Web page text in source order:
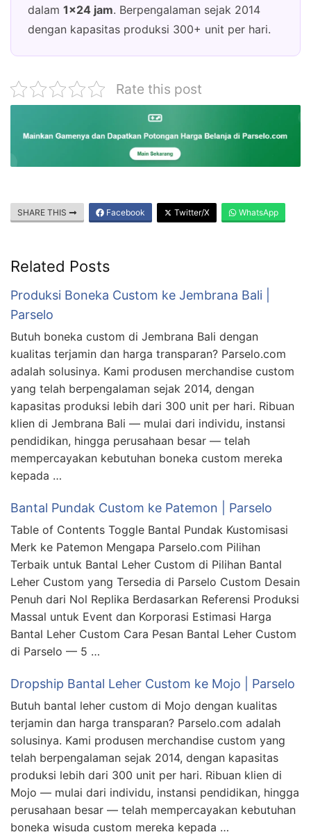
dalam 1×24 jam. Berpengalaman sejak 2014
dengan kapasitas produksi 300+ unit per hari.
Rate this post
SHARE THIS Facebook Twitter/X WhatsApp
Related Posts
Produksi Boneka Custom ke Jembrana Bali |
Parselo
Butuh boneka custom di Jembrana Bali dengan
kualitas terjamin dan harga transparan? Parselo.com
adalah solusinya. Kami produsen merchandise custom
yang telah berpengalaman sejak 2014, dengan
kapasitas produksi lebih dari 300 unit per hari. Ribuan
klien di Jembrana Bali — mulai dari individu, instansi
pendidikan, hingga perusahaan besar — telah
mempercayakan kebutuhan boneka custom mereka
kepada …
Bantal Pundak Custom ke Patemon | Parselo
Table of Contents Toggle Bantal Pundak Kustomisasi
Merk ke Patemon Mengapa Parselo.com Pilihan
Terbaik untuk Bantal Leher Custom di Pilihan Bantal
Leher Custom yang Tersedia di Parselo Custom Desain
Penuh dari Nol Replika Berdasarkan Referensi Produksi
Massal untuk Event dan Korporasi Estimasi Harga
Bantal Leher Custom Cara Pesan Bantal Leher Custom
di Parselo — 5 …
Dropship Bantal Leher Custom ke Mojo | Parselo
Butuh bantal leher custom di Mojo dengan kualitas
terjamin dan harga transparan? Parselo.com adalah
solusinya. Kami produsen merchandise custom yang
telah berpengalaman sejak 2014, dengan kapasitas
produksi lebih dari 300 unit per hari. Ribuan klien di
Mojo — mulai dari individu, instansi pendidikan, hingga
perusahaan besar — telah mempercayakan kebutuhan
boneka wisuda custom mereka kepada …